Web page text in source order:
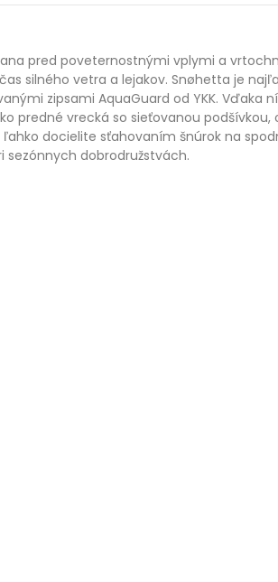
pred poveternostnými vplymi a
silného vetra a lejakov. Snøhetta je
zipsami AquaGuard od YKK. Vďaka
predné vrecká so sieťovanou
docielite sťahovaním šnúrok na
dobrodružstvách.